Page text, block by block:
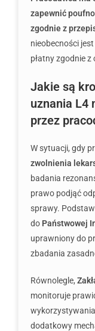
zapewnić
zgodnie z
nieobecności
płatny zgodnie
Jakie są
uznania L4
przez
W sytuacji, gdy
zwolnienia
badania
prawo podjąć
sprawy.
do Państwowej
uprawniony do
zbadania
Równolegle,
monitoruje
dodatkowy